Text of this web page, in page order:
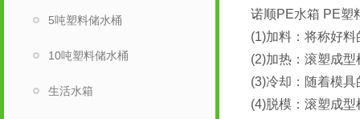
5吨塑料储水桶
10吨塑料储水桶
生活水箱
诺顺PE水箱 PE塑
(1)加料：将称好
(2)加热：滚塑成
(3)冷却：随着模
(4)脱模：滚塑成